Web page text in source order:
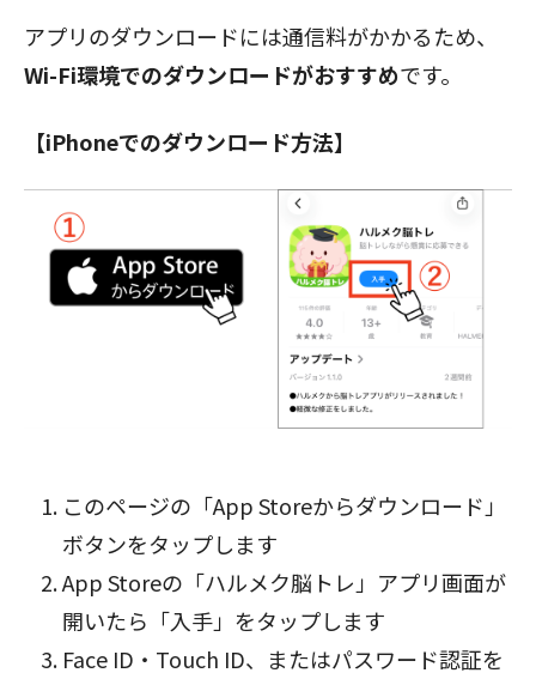
アプリのダウンロードには通信料がかかるため、
Wi-Fi環境でのダウンロードがおすすめです。
【iPhoneでのダウンロード方法】
このページの「App Storeからダウンロード」
ボタンをタップします
App Storeの「ハルメク脳トレ」アプリ画面が
開いたら「入手」をタップします
Face ID・Touch ID、またはパスワード認証を
閉じる